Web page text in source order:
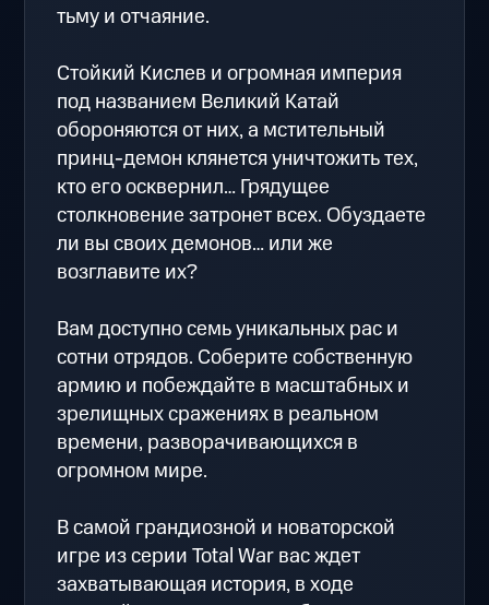
тьму и отчаяние.
Стойкий Кислев и огромная империя
под названием Великий Катай
обороняются от них, а мстительный
принц-демон клянется уничтожить тех,
кто его осквернил… Грядущее
столкновение затронет всех. Обуздаете
ли вы своих демонов… или же
возглавите их?
Вам доступно семь уникальных рас и
сотни отрядов. Соберите собственную
армию и побеждайте в масштабных и
зрелищных сражениях в реальном
времени, разворачивающихся в
огромном мире.
В самой грандиозной и новаторской
игре из серии Total War вас ждет
захватывающая история, в ходе